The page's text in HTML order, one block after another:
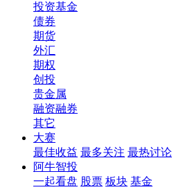
投资基金
债券
期货
外汇
期权
创投
贵金属
融资融券
其它
大赛
最佳收益 最多关注 最热讨论
阿牛智投
一起看盘 股票 板块 基金